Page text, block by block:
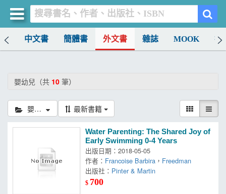
中文書 簡體書 外文書 雜誌 MOOK 找
嬰幼兒（共 10 筆）
嬰幼兒 最新書籍
Water Parenting: The Shared Joy of
Early Swimming 0-4 Years
出版日期：2018-05-05
作者： Francoise Barbira ， Freedman
出版社： Pinter & Martin
$ 700
買書網
書店暢銷榜
簡體書